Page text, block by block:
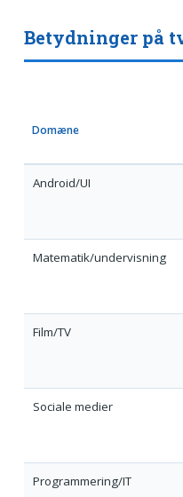
Betydninger på
Domæne
Android/UI
Matematik/undervisning
Film/TV
Sociale medier
Programmering/IT